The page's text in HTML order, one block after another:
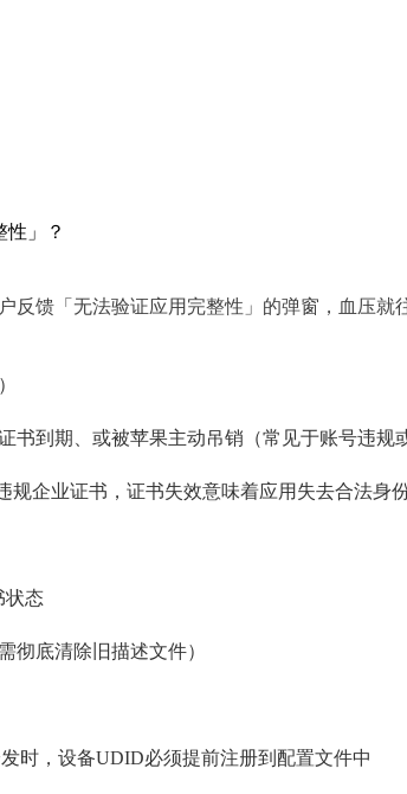
性」？
反馈「无法验证应用完整性」的弹窗，血压
书到期、或被苹果主动吊销（常见于账号违规
规企业证书，证书失效意味着应用失去合法身
状态
彻底清除旧描述文件）
时，设备UDID必须提前注册到配置文件中